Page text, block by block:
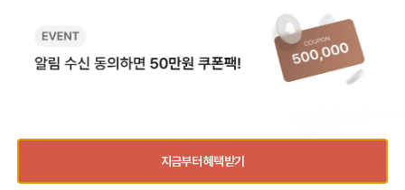
기간: 보증서 기준 1년 이내 무상 1회
/ 이후 20~30만원 비용 발생 · 소요
시간: 공식 안내는 약 4주이나, 대부
분 일주일 내외로 받는다는 후기가
많음 · 추가 팁: 줄인 체인은 돌려받을
추천 👉 3cm 줄이기 ✔️손목 15c
기간 - 구매 후 1년 이내, 최대 5c
m 범위 내에서 1회 무료 리사이징이
가능해요. - 평균 수선 소요 기간은
약 2주 정도 소요돼요. 🛍️ 서비스
수 방법 ✔️매장 방문 접수 제품 실물
주 묻는 질문 Q: 이미
빠르고 확실한 물품 이동 과정
최적화된 검수 시스템으로 빠르고 효율적으로 물품이 이동될 뿐만 아니라, 이동 과정마다 알림톡
및 이미지로 확실하게 안내해 드려요.
지금부터 혜택받기